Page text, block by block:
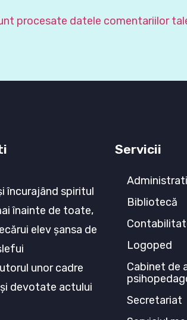
procesate datele comentariilor
încurajând spiritul
înainte de toate,
elev şansa de
unor cadre
devotate actului
Servicii
Bibliotecă
Logoped
Cabinet de
Secretariat